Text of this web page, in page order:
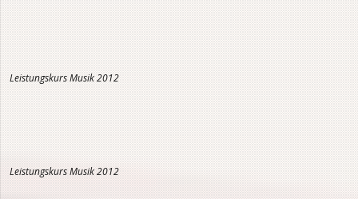
Leistungskurs Musik 2012
Leistungskurs Musik 2012